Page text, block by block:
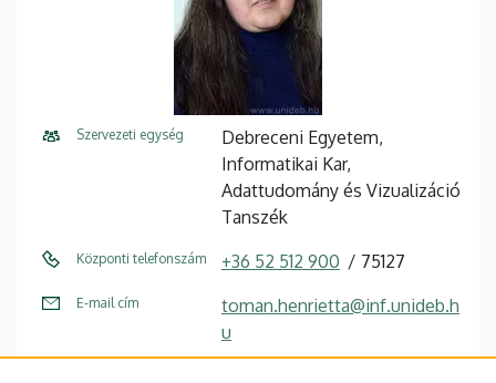
Szervezeti egység
Debreceni Egyetem,
Informatikai Kar,
Adattudomány és Vizualizáció
Tanszék
Központi telefonszám +36 52 512 900 75127
E-mail cím
toman.henrietta@inf.unideb.h
u